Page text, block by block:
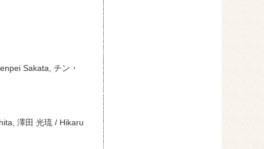
Sakata, チン・
澤田 光琉 / Hikaru